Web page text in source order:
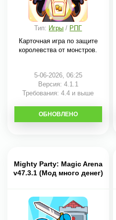
Тип: Игры / РПГ
Карточная игра по защите
королевства от монстров.
5-06-2026, 06:25
Версия: 4.1.1
Требования: 4.4 и выше
СКАЧАТЬ
ОБНОВЛЕНО
Mighty Party: Magic Arena
v47.3.1 (Мод много денег)